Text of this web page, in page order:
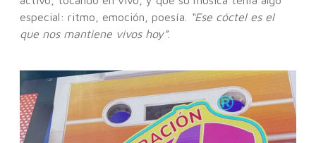
especial: ritmo, emoción, poesía.
“Ese cóctel es el
que nos mantiene vivos hoy”.